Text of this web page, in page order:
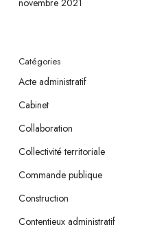
Catégories
Acte administratif
Cabinet
Collaboration
Collectivité territoriale
Commande publique
Construction
Contentieux administratif